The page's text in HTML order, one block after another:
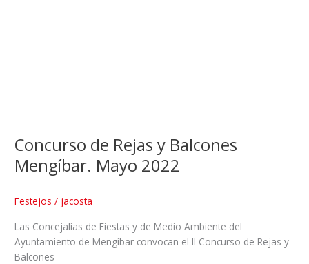
Concurso de Rejas y Balcones
Mengíbar. Mayo 2022
Festejos / jacosta
Las Concejalías de Fiestas y de Medio Ambiente del
Ayuntamiento de Mengíbar convocan el II Concurso de Rejas y
Balcones